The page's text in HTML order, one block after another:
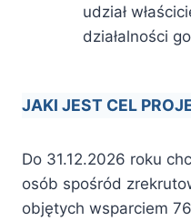
udział
działalności
JAKI JEST CEL
Do 31.12.2026 roku
osób spośród
objętych wsparciem